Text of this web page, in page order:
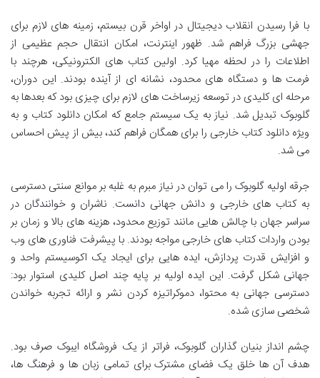
با فرا رسیدن انقلاب دیجیتال در اواخر قرن بیستم، زمینه های لازم برای
جهشی بزرگ فراهم شد. ظهور اینترنت، امکان انتقال حجم عظیمی از
اطلاعات را در لحظه مهیا کرد. اولین کتاب های الکترونیکی، هرچند با
فرمت ها و دستگاه های محدود، نشانه ای از آینده بودند. این دوران،
مرحله ای کلیدی در توسعه زیرساخت های لازم برای چیزی بود که بعدها به
گلوبوک تبدیل شد. نیاز به یک سیستم جامع که امکان دانلود کتاب و به
ویژه دانلود کتاب خارجی را برای همگان فراهم کند، بیش از پیش احساس
می شد.
جرقه اولیه گلوبوک را می توان در نیاز مبرم به غلبه بر موانع سنتی دسترسی
به کتاب های خارجی و دانش جهانی دانست. ناشران و خوانندگان در
سراسر جهان با چالش هایی مانند توزیع محدود، هزینه های بالا و زمان بر
بودن واردات کتاب های خارجی مواجه بودند. با پیشرفت فناوری های وب
و افزایش قدرت پردازش، ایده هایی برای ایجاد یک اکوسیستم واحد و
جهانی شکل گرفت. این ایده اولیه بر پایه چند اصل کلیدی استوار بود:
دسترسی جهانی به محتوا، دموکراتیزه کردن نشر و ارائه تجربه خواندن
شخصی سازی شده.
چشم انداز بنیان گذاران گلوبوک، فراتر از یک فروشگاه ایبوک صرف بود.
هدف آن ها خلق یک فضای مشترک برای تمامی زبان ها و فرهنگ ها،